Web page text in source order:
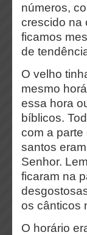
números,
crescido na
ficamos
de
O velho
mesmo
essa hora
bíblicos.
com a
santos
Senhor.
ficaram na
os cânticos
O horário